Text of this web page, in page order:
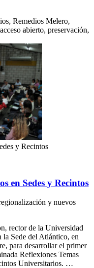
Remedios Melero,
abierto, preservación,
y Recintos
en Sedes y Recintos
y nuevos
rector de la Universidad
la Sede del Atlántico, en
para desarrollar el primer
Reflexiones Temas
Universitarios. …